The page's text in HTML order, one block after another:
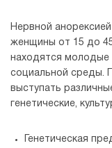
Нервной
женщины от 15 до
находятся молодые
социальной среды.
выступать
генетические,
Генетическая